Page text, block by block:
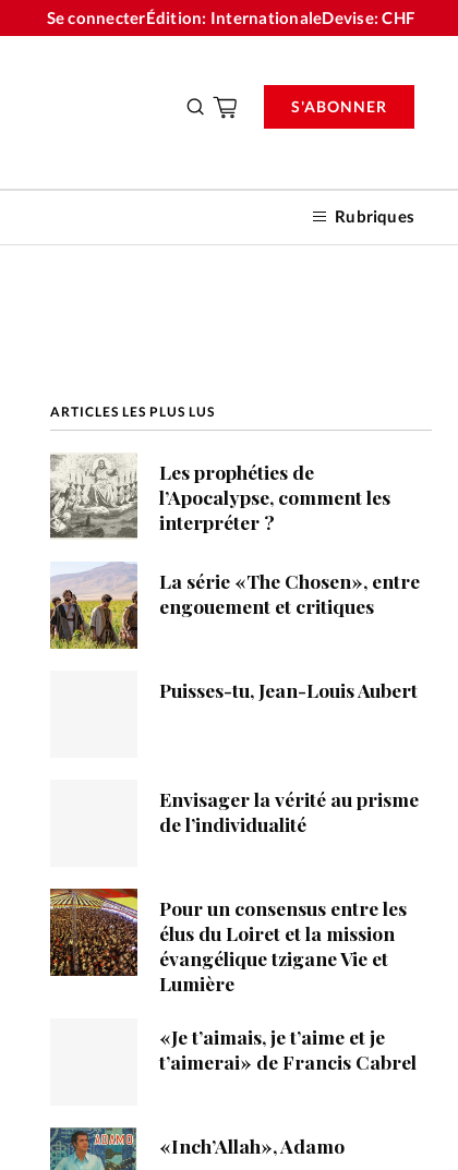
Se connecterÉdition: InternationaleDevise:CHF
Rubriques
S'ABONNER
ARTICLES LES PLUS LUS
Les prophéties de
l’Apocalypse, comment les
interpréter ?
La série «The Chosen», entre
engouement et critiques
Puisses-tu, Jean-Louis Aubert
Envisager la vérité au prisme
de l’individualité
Pour un consensus entre les
élus du Loiret et la mission
évangélique tzigane Vie et
Lumière
«Je t’aimais, je t’aime et je
t’aimerai» de Francis Cabrel
«Inch’Allah», Adamo